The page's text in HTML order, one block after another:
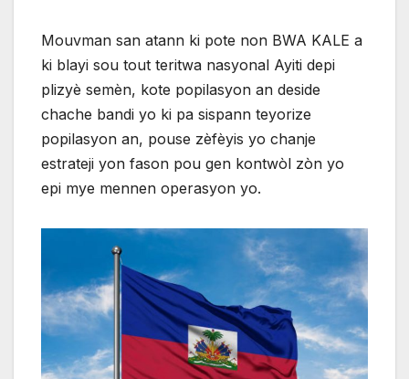
Mouvman san atann ki pote non BWA KALE a
ki blayi sou tout teritwa nasyonal Ayiti depi
plizyè semèn, kote popilasyon an deside
chache bandi yo ki pa sispann teyorize
popilasyon an, pouse zèfèyis yo chanje
estrateji yon fason pou gen kontwòl zòn yo
epi mye mennen operasyon yo.